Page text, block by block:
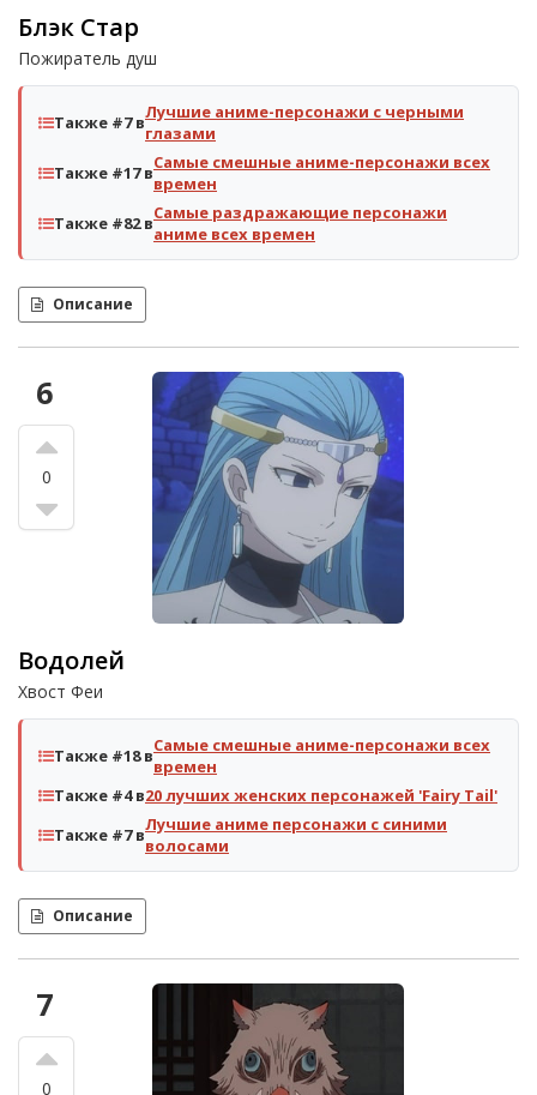
Блэк Стар
Пожиратель душ
Также #7 вЛучшие аниме-персонажи с черными
глазами
Также #17 вСамые смешные аниме-персонажи всех
времен
Также #82 вСамые раздражающие персонажи
аниме всех времен
Описание
6
0
Водолей
Хвост Феи
Также #18 вСамые смешные аниме-персонажи всех
времен
Также #4 в20 лучших женских персонажей 'Fairy Tail'
Также #7 вЛучшие аниме персонажи с синими
волосами
Описание
7
0